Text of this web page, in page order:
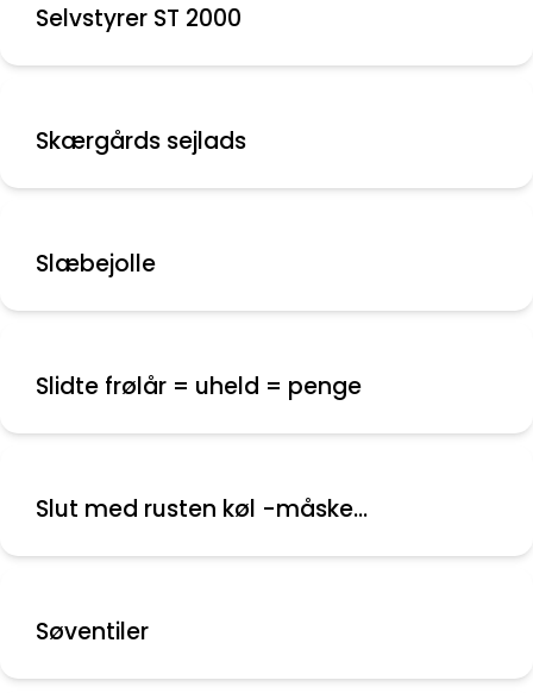
Selvstyrer ST 2000
Skærgårds sejlads
Slæbejolle
Slidte frølår = uheld = penge
Slut med rusten køl -måske...
Søventiler